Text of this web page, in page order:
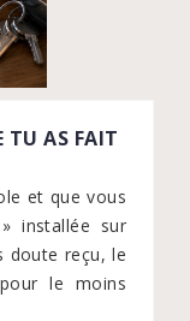
TU AS FAIT
et que vous
installée sur
doute reçu, le
le moins